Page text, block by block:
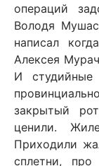
операций
Володя
написал
Алексея
И
закрытый
ценили.
Приходили
сплетни,